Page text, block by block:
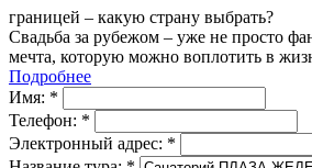
границей – какую страну выбрать?
Свадьба за рубежом – уже не просто
мечта, которую можно воплотить в
Подробнее
Имя: *
Телефон: *
Электронный адрес: *